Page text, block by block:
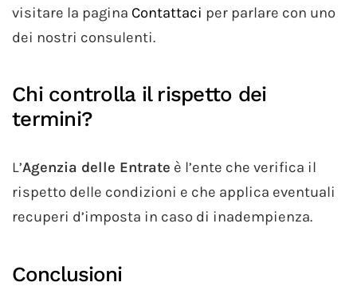
visitare la pagina Contattaci per parlare con uno
dei nostri consulenti.
Chi controlla il rispetto dei
termini?
L’Agenzia delle Entrate è l’ente che verifica il
rispetto delle condizioni e che applica eventuali
recuperi d’imposta in caso di inadempienza.
Conclusioni